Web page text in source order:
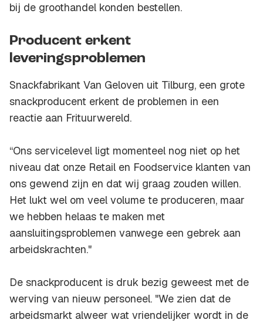
bij de groothandel konden bestellen.
Producent erkent
leveringsproblemen
Snackfabrikant Van Geloven uit Tilburg, een grote
snackproducent erkent de problemen in een
reactie aan Frituurwereld.
“Ons servicelevel ligt momenteel nog niet op het
niveau dat onze Retail en Foodservice klanten van
ons gewend zijn en dat wij graag zouden willen.
Het lukt wel om veel volume te produceren, maar
we hebben helaas te maken met
aansluitingsproblemen vanwege een gebrek aan
arbeidskrachten."
De snackproducent is druk bezig geweest met de
werving van nieuw personeel. "We zien dat de
arbeidsmarkt alweer wat vriendelijker wordt in de